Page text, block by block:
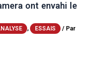
ont envahi le
, ESSAIS
/ Par